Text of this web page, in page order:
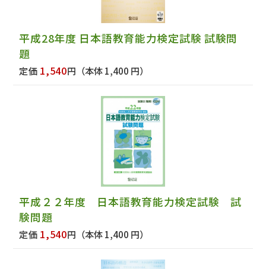
平成28年度 日本語教育能力検定試験 試験問
題
定価 1,540円 （本体 1,400 円）
平成２２年度 日本語教育能力検定試験 試
験問題
定価 1,540円 （本体 1,400 円）